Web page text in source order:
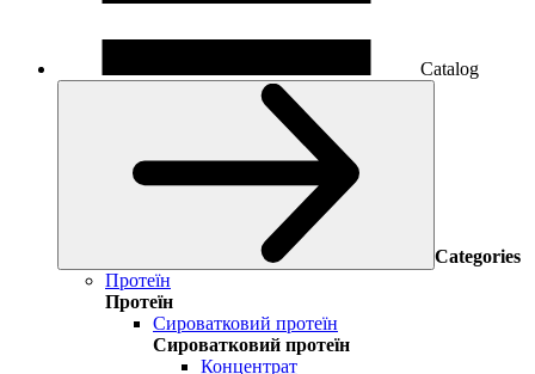
Catalog
Categories
Протеїн
Протеїн
Сироватковий протеїн
Сироватковий протеїн
Концентрат